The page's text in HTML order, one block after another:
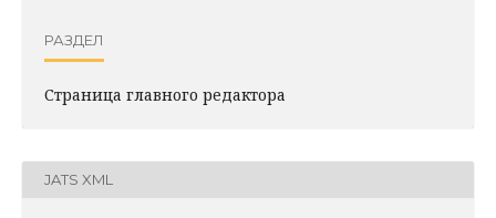
РАЗДЕЛ
Страница главного редактора
JATS XML